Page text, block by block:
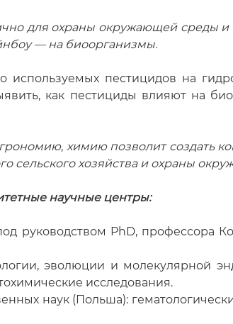
для охраны окружающей среды и
— на биоорганизмы.
используемых пестицидов на
как пестициды влияют на
химию позволит создать
сельского хозяйства и охраны
научные центры:
руководством PhD, профессора
эволюции и молекулярной
исследования.
наук (Польша):